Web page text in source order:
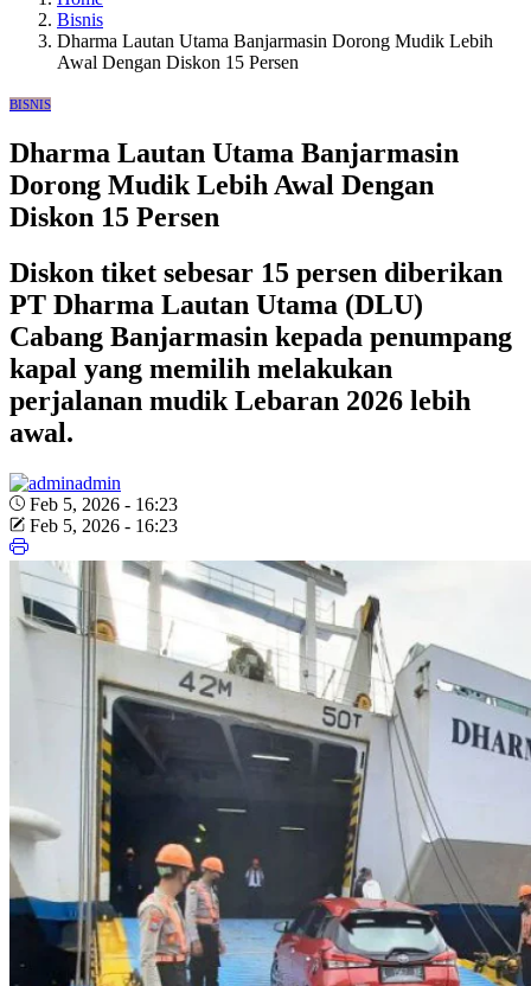
Bisnis
Dharma Lautan Utama Banjarmasin Dorong Mudik Lebih
Awal Dengan Diskon 15 Persen
BISNIS
Dharma Lautan Utama Banjarmasin
Dorong Mudik Lebih Awal Dengan
Diskon 15 Persen
Diskon tiket sebesar 15 persen diberikan
PT Dharma Lautan Utama (DLU)
Cabang Banjarmasin kepada penumpang
kapal yang memilih melakukan
perjalanan mudik Lebaran 2026 lebih
awal.
admin
Feb 5, 2026 - 16:23
Feb 5, 2026 - 16:23